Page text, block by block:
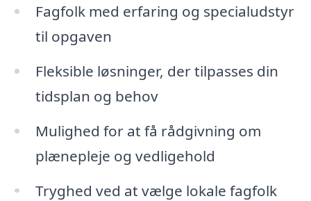
Fagfolk med erfaring og specialudstyr
til opgaven
Fleksible løsninger, der tilpasses din
tidsplan og behov
Mulighed for at få rådgivning om
plænepleje og vedligehold
Tryghed ved at vælge lokale fagfolk